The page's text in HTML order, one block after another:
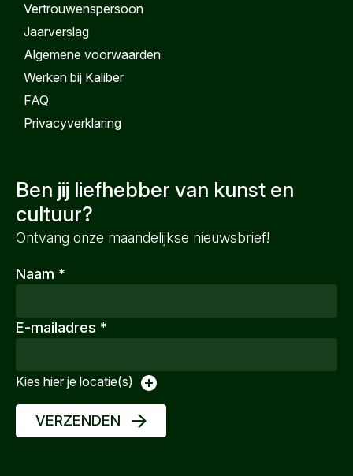
Vertrouwenspersoon
Jaarverslag
Algemene voorwaarden
Werken bij Kaliber
FAQ
Privacyverklaring
Ben jij liefhebber van kunst en
cultuur?
Ontvang onze maandelijkse nieuwsbrief!
Naam *
E-mailadres *
Kies hier je locatie(s)
VERZENDEN